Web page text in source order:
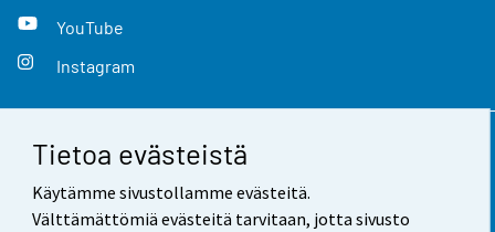
Tietoa evästeistä
Käytämme sivustollamme evästeitä.
Välttämättömiä evästeitä tarvitaan, jotta sivusto
YouTube
Instagram
Yhteystiedot
Palaute